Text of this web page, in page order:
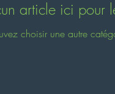
article ici pour
choisir une autre